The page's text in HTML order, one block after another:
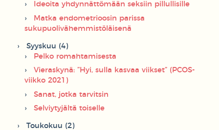
Ideoita yhdynnättömään seksiin pillullisille
Matka endometrioosin parissa
sukupuolivähemmistöläisenä
Syyskuu (4)
Pelko romahtamisesta
Vieraskynä: ”Hyi, sulla kasvaa viikset” (PCOS-
viikko 2021)
Sanat, jotka tarvitsin
Selviytyjältä toiselle
Toukokuu (2)